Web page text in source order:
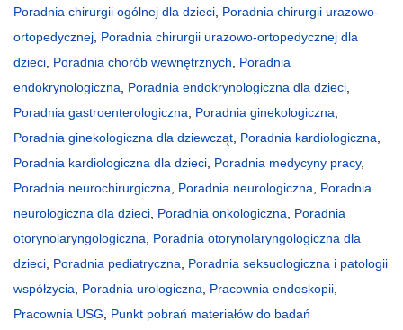
Poradnia chirurgii ogólnej dla dzieci Poradnia chirurgii urazowo-
ortopedycznej Poradnia chirurgii urazowo-ortopedycznej dla
dzieci Poradnia chorób wewnętrznych
Poradnia
endokrynologiczna
Poradnia endokrynologiczna dla dzieci
Poradnia gastroenterologiczna
Poradnia ginekologiczna
Poradnia ginekologiczna dla dziewcząt Poradnia kardiologiczna
Poradnia kardiologiczna dla dzieci Poradnia medycyny pracy,
Poradnia neurochirurgiczna
Poradnia neurologiczna
Poradnia
neurologiczna dla dzieci Poradnia onkologiczna
Poradnia
otorynolaryngologiczna
Poradnia otorynolaryngologiczna dla
dzieci Poradnia pediatryczna
Poradnia seksuologiczna i patologii
współżycia
Poradnia urologiczna Pracownia endoskopii
Pracownia USG
Punkt pobrań materiałów do badań